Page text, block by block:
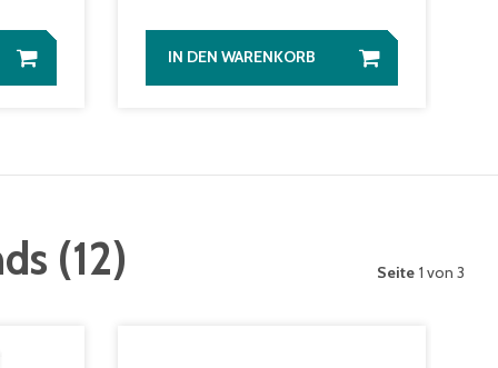
IN DEN WARENKORB
(12) Seite 1 von 3